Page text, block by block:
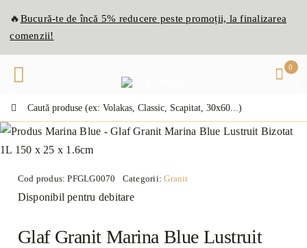
🔥Bucură-te deîncă 5% reducere peste promoții, la finalizarea
comenzii!
0
Cod produs:PFGLG0070 Categorii:Granit
Disponibil pentru debitare
Glaf Granit Marina Blue Lustruit